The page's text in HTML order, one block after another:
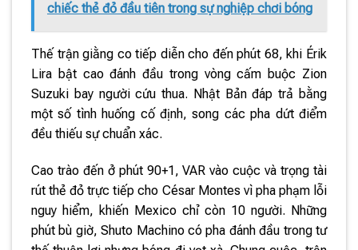
chiếc thẻ đỏ đầu tiên trong sự nghiệp chơi bóng
Thế trận giằng co tiếp diễn cho đến phút 68, khi Érik
Lira bật cao đánh đầu trong vòng cấm buộc Zion
Suzuki bay người cứu thua. Nhật Bản đáp trả bằng
một số tình huống cố định, song các pha dứt điểm
đều thiếu sự chuẩn xác.
Cao trào đến ở phút 90+1, VAR vào cuộc và trọng tài
rút thẻ đỏ trực tiếp cho César Montes vì pha phạm lỗi
nguy hiểm, khiến Mexico chỉ còn 10 người. Những
phút bù giờ, Shuto Machino có pha đánh đầu trong tư